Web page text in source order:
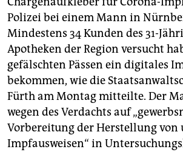
Polizei bei einem Mann in
Mindestens 34 Kunden des 31-
Apotheken der Region versucht
gefälschten Pässen ein digitales
bekommen, wie die
Fürth am Montag mitteilte. Der
wegen des Verdachts auf
Vorbereitung der Herstellung
Impfausweisen“ in